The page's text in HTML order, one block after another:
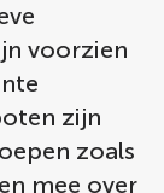
voorzien
zijn
zoals
mee over